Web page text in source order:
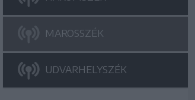
MAROSSZÉK
UDVARHELYSZÉK